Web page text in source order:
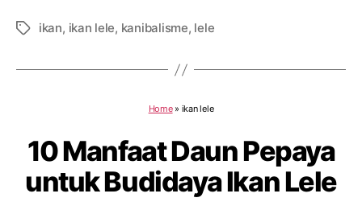
Tagsikan, ikan lele, kanibalisme, lele
Home» ikan lele
10 Manfaat Daun Pepaya
untuk Budidaya Ikan Lele